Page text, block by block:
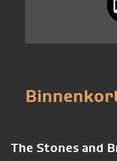
The Stones and